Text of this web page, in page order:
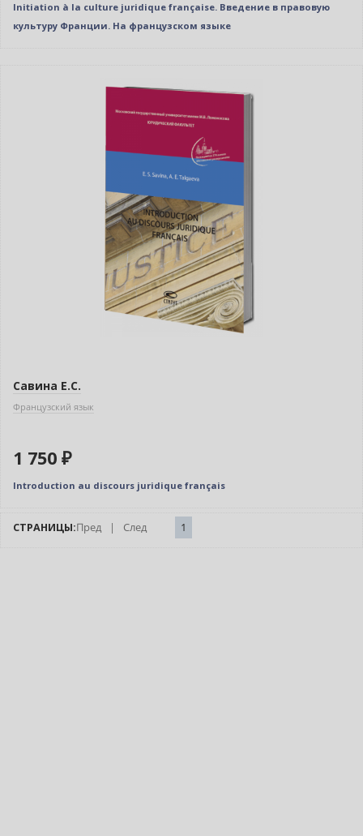
Initiation à la culture juridique française. Введение в правовую
культуру Франции. На французском языке
Савина Е.С.
Французский язык
1 750 ₽
Introduction au discours juridique français
СТРАНИЦЫ:Пред | След 1